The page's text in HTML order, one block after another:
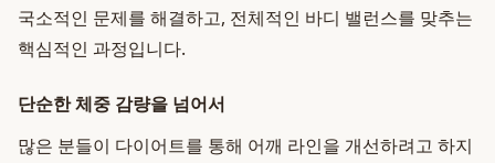
국소적인 문제를 해결하고, 전체적인 바디 밸런스를 맞추는
핵심적인 과정입니다.
단순한 체중 감량을 넘어서
많은 분들이 다이어트를 통해 어깨 라인을 개선하려고 하지